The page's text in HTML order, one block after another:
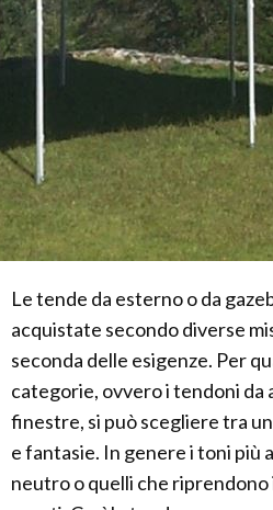
Le tende da esterno o da
acquistate secondo diverse
seconda delle esigenze. Per
categorie, ovvero i tendoni da
finestre, si può scegliere tra
e fantasie. In genere i toni più
neutro o quelli che riprendono